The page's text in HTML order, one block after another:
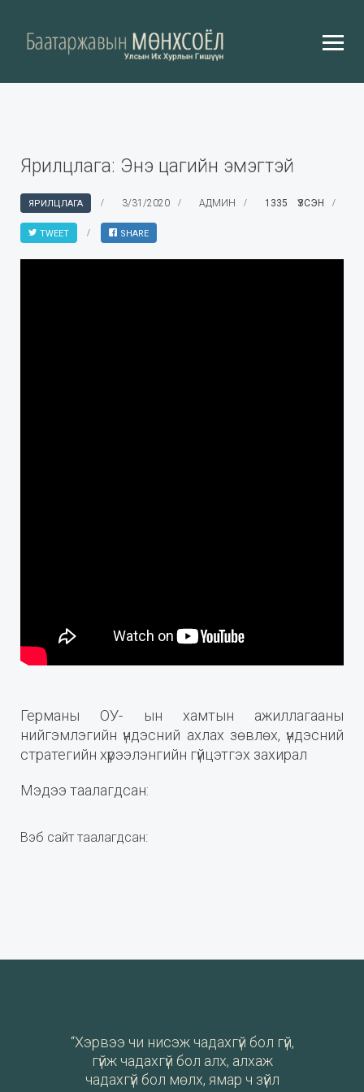
Ярилцлага: Энэ цагийн эмэгтэй
ЯРИЛЦЛАГА 3/31/2020 АДМИН 1335 ҮЗСЭН
TWEET SHARE
Германы ОУ- ын хамтын ажиллагааны
нийгэмлэгийн үндэсний ахлах зөвлөх, үндэсний
стратегийн хүрээлэнгийн гүйцэтгэх захирал
Мэдээ таалагдсан:
Вэб сайт таалагдсан:
“Хэрвээ чи нисэж чадахгүй бол гүй,
гүйж чадахгүй бол алх, алхаж
чадахгүй бол мөлх, ямар ч зүйл